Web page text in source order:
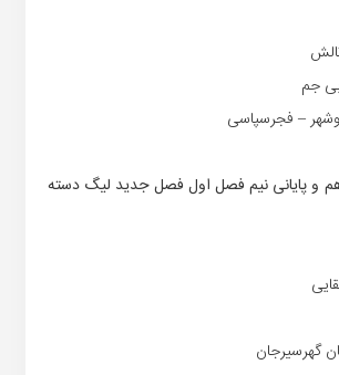
جم
– فجرسپاسی
و پایانی نیم فصل اول فصل جدید لیگ دسته
گهرسیرجان